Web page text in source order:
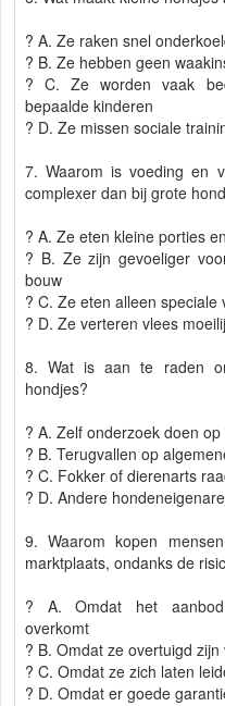
? A. Ze raken snel
? B. Ze hebben geen
? C. Ze worden vaak
bepaalde kinderen
? D. Ze missen sociale
7. Waarom is voeding en
complexer dan bij grote
? A. Ze eten kleine porties
? B. Ze zijn gevoeliger
bouw
? C. Ze eten alleen
? D. Ze verteren vlees
8. Wat is aan te raden
hondjes?
? A. Zelf onderzoek doen
? B. Terugvallen op
? C. Fokker of dierenarts
? D. Andere
9. Waarom kopen
marktplaats, ondanks de
? A. Omdat het aanbod
overkomt
? B. Omdat ze overtuigd
? C. Omdat ze zich laten
? D. Omdat er goede